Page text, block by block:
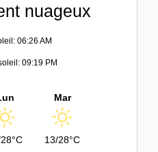
nuageux
06:26 AM
09:19 PM
Mar
13/28°C